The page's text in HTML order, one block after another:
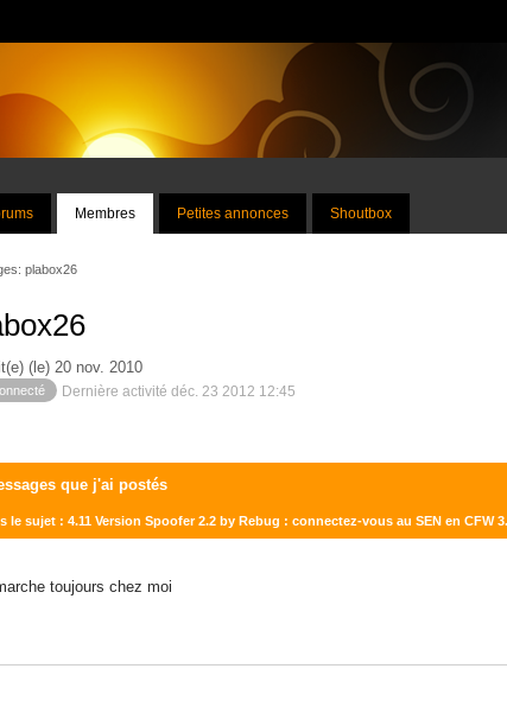
Membres Petites annonces Shoutbox
plabox26
(le) 20 nov. 2010
Dernière activité déc. 23 2012 12:45
que j'ai postés
le sujet : 4.11 Version Spoofer 2.2 by Rebug : connectez-vous au SEN en CFW
toujours chez moi